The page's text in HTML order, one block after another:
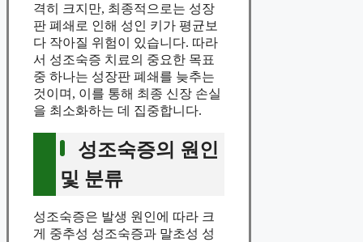
격히 크지만, 최종적으로는 성장
판 폐쇄로 인해 성인 키가 평균보
다 작아질 위험이 있습니다. 따라
서 성조숙증 치료의 중요한 목표
중 하나는 성장판 폐쇄를 늦추는
것이며, 이를 통해 최종 신장 손실
을 최소화하는 데 집중합니다.
성조숙증의 원인
및 분류
성조숙증은 발생 원인에 따라 크
게 중추성 성조숙증과 말초성 성